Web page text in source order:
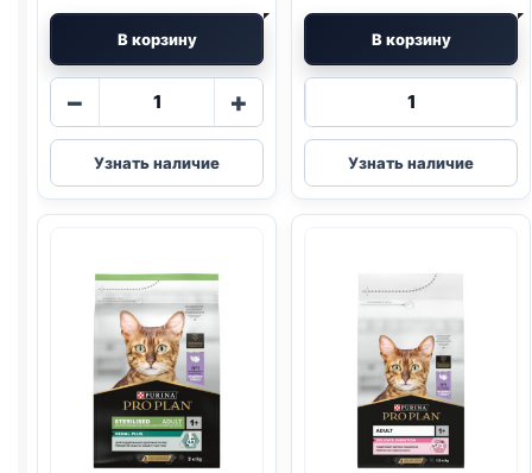
В корзину
−
Количество
Pro
Plan
сух.
400г
+
Узнать наличие
В корзину
Количество
Pro
Plan
сух.
1,5кг
Узнать наличие